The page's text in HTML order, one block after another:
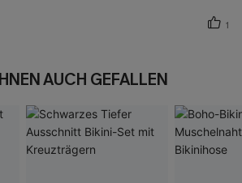
1
AUCH GEFALLEN